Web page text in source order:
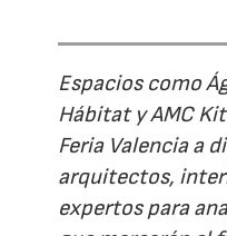
Espacios como
Hábitat y AMC
Feria Valencia a
arquitectos,
expertos para